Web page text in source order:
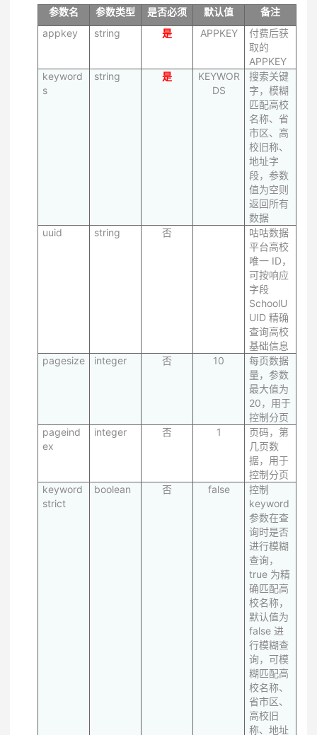
参数名 参数类型 是否必须 默认值
备注
appkey
string 是 APPKEY
付费后获
取的
APPKEY
keyword
s
string 是
KEYWOR
DS
搜索关键
字，模糊
匹配高校
名称、省
市区、高
校旧称、
地址字
段，参数
值为空则
返回所有
数据
uuid
string 否
咕咕数据
平台高校
唯一 ID，
可按响应
字段
SchoolU
UID 精确
查询高校
基础信息
pagesize
integer 否 10
每页数据
量，参数
最大值为
20，用于
控制分页
pageind
ex
integer 否 1
页码，第
几页数
据，用于
控制分页
keyword
strict
boolean 否 false
控制
keyword
参数在查
询时是否
进行模糊
查询，
true 为精
确匹配高
校名称，
默认值为
false 进
行模糊查
询，可模
糊匹配高
校名称、
省市区、
高校旧
称、地址